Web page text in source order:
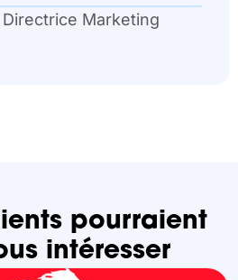
Directrice Marketing
pourraient
intéresser